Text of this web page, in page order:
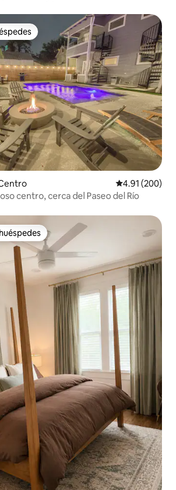
Calificación
4.91 (200)
centro, cerca del Paseo del Río
preferido